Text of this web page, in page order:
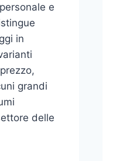
e
in
grandi
delle